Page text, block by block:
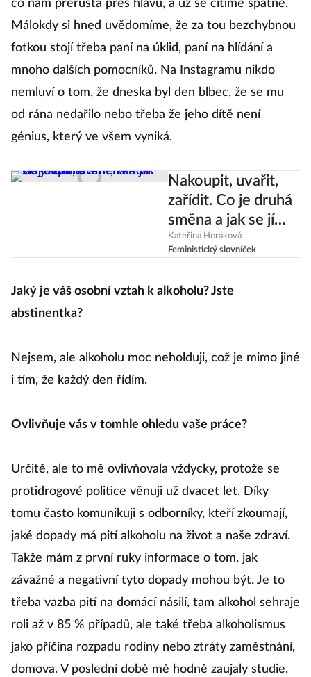
co nám přerůstá přes hlavu, a už se cítíme špatně.
Málokdy si hned uvědomíme, že za tou bezchybnou
fotkou stojí třeba paní na úklid, paní na hlídání a
mnoho dalších pomocníků. Na Instagramu nikdo
nemluví o tom, že dneska byl den blbec, že se mu
od rána nedařilo nebo třeba že jeho dítě není
génius, který ve všem vyniká.
Nakoupit, uvařit,
zařídit. Co je druhá
směna a jak se jí
zbavit?
Kateřina Horáková
Feministický slovníček
Jaký je váš osobní vztah k alkoholu? Jste
abstinentka?
Nejsem, ale alkoholu moc neholduji, což je mimo jiné
i tím, že každý den řídím.
Ovlivňuje vás v tomhle ohledu vaše práce?
Určitě, ale to mě ovlivňovala vždycky, protože se
protidrogové politice věnuji už dvacet let. Díky
tomu často komunikuji s odborníky, kteří zkoumají,
jaké dopady má pití alkoholu na život a naše zdraví.
Takže mám z první ruky informace o tom, jak
závažné a negativní tyto dopady mohou být. Je to
třeba vazba pití na domácí násilí, tam alkohol sehraje
roli až v 85 % případů, ale také třeba alkoholismus
jako příčina rozpadu rodiny nebo ztráty zaměstnání,
domova. V poslední době mě hodně zaujaly studie,